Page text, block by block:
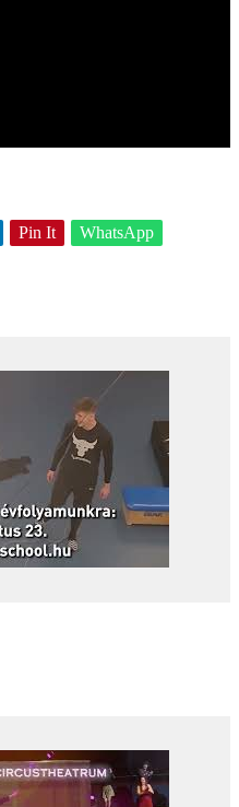
Pin It WhatsApp